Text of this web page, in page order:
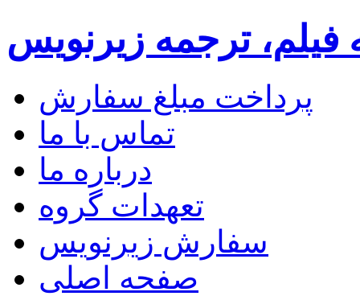
فیلم، ترجمه زیرنویس
پرداخت مبلغ سفارش
تماس با ما
درباره ما
تعهدات گروه
سفارش زیرنویس
صفحه اصلی